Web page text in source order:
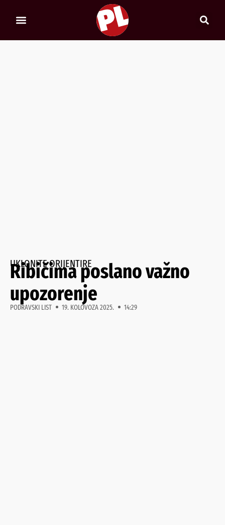
UKLONITE ORIJENTIRE
Ribičima poslano važno
upozorenje
PODRAVSKI LIST 19. KOLOVOZA 2025. 14:29